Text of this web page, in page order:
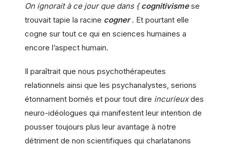
On ignorait à ce jour que dans {cognitivisme se
trouvait tapie la racine cogner . Et pourtant elle
cogne sur tout ce qui en sciences humaines a
encore l’aspect humain.
Il paraîtrait que nous psychothérapeutes
relationnels ainsi que les psychanalystes, serions
étonnament bornés et pour tout dire incurieuxdes
neuro-idéologues qui manifestent leur intention de
pousser toujours plus leur avantage à notre
détriment de non scientifiques qui charlatanons